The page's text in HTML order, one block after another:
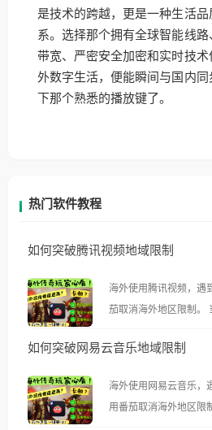
是技术的跨越，更是一种生活
系。选择那个拥有全球智能线
带宽、严密安全加密和实时技
外数字生活，便能瞬间与国内
下那个熟悉的播放键了。
热门软件教程
如何突破腾讯视频地域限制
海外使用腾讯视频，遇
茄取消海外地区限制。 当在海外打开腾讯视频，却突
示语。 海外用户如香港、澳门、台湾、美国、加拿
像其他音乐平台一样，
仅能在中国大陆地区播放。 遇到这个问题的朋
如何突破网易云音乐地域限制
海外使用网易云音乐，
用番茄取消海外地区限制。 当在海外打开网